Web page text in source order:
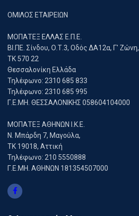
ΟΜΙΛΟΣ ΕΤΑΙΡΕΙΩΝ
ΜΟΠΑΤΕΞ ΕΛΛΑΣ Ε.Π.Ε.
ΒΙ.ΠΕ. Σίνδου, Ο.Τ.3, Οδός ΔΑ12α, Γ' Ζώνη,
ΤΚ 570 22
Θεσσαλονίκη Ελλάδα
Τηλέφωνο: 2310 685 833
Τηλέφωνο: 2310 685 995
Γ.Ε.ΜΗ. ΘΕΣΣΑΛΟΝΙΚΗΣ 058604104000
ΜΟΠΑΤΕΞ ΑΘΗΝΩΝ Ι.Κ.Ε.
Ν. Μπάρδη 7, Μαγούλα,
ΤΚ 19018, Αττική
Τηλέφωνο: 210 5550888
Γ.Ε.ΜΗ. ΑΘΗΝΩΝ 181354507000